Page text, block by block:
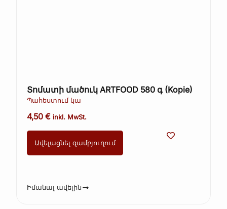
Տոմատի մածուկ ARTFOOD 580 գ (Kopie)
Պահեստում կա
4,50€ inkl. MwSt.
Ավելացնել զամբյուղում
Իմանալ ավելին